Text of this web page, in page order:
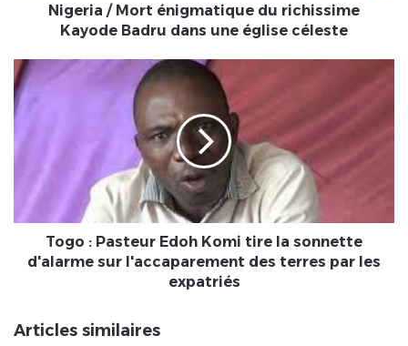
Nigeria / Mort énigmatique du richissime
Kayode Badru dans une église céleste
Togo
:
Pasteur
sonnette
l'accaparement
les
Togo : Pasteur Edoh Komi tire la sonnette
d'alarme sur l'accaparement des terres par les
expatriés
Articles similaires